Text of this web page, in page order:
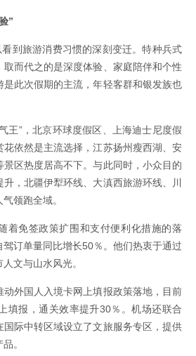
”
看到旅游消费习惯的深刻变迁。特种兵式
而代之的是深度体验、家庭陪伴和个性
此次假期的主流，年轻客群和银发族也
王”，北京环球度假区、上海迪士尼度假
花依然是主流选择，江苏扬州瘦西湖、安
区热度居高不下。与此同时，小众目的
，北疆伊犁环线、大滇西旅游环线、川
领跑全域。
着免签政策扩围和支付便利化措施的落
订单量同比增长50％。他们热衷于通过
文与山水风光。
外国人入境卡网上填报政策落地，目前
填报，通关效率提升30％。机场还联合
际中转区域设立了文旅服务专区，提供
。